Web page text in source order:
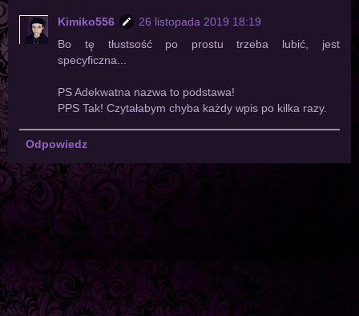
Kimiko556
26 listopada 2019 18:19
Bo tę tłustsość po prostu trzeba lubić, jest
specyficzna...
PS Adekwatna nazwa to podstawa!
PPS Tak! Czytałabym chyba każdy wpis po kilka razy.
Odpowiedz